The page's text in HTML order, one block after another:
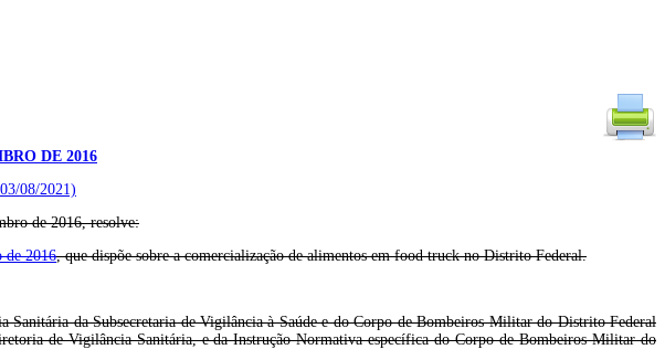
DE 2016
08/2021)
de 2016, resolve:
de 2016, que dispõe sobre a comercialização de alimentos em food truck no Distrito Federal.
da Subsecretaria de Vigilância à Saúde e do Corpo de Bombeiros Militar do Distrito Federal
de Vigilância Sanitária, e da Instrução Normativa específica do Corpo de Bombeiros Militar do